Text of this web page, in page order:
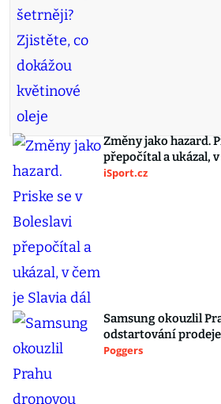
Změny jako hazard.
přepočítal a ukázal,
iSport.cz
Samsung okouzlil
odstartování
Poggers